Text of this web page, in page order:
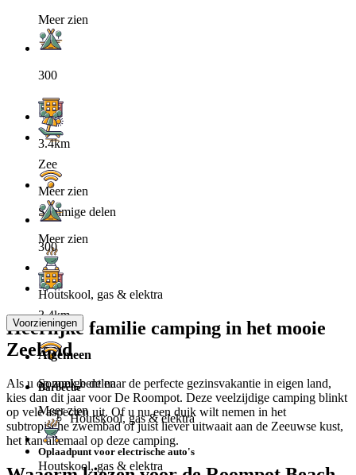
Meer zien
300
3.4km
Sommige delen
Meer zien
Houtskool, gas & elektra
Heerlijke familie camping in het mooie
Zeeland
Als u op zoek bent naar de perfecte gezinsvakantie in eigen land,
kies dan dit jaar voor De Roompot. Deze veelzijdige camping blinkt
op vele aspecten uit. Of u nu een duik wilt nemen in het
subtropische zwembad of juist liever uitwaait aan de Zeeuwse kust,
het kan allemaal op deze camping.
Zee
Meer zien
300
3.4km
Sommige delen
Meer zien
Houtskool, gas & elektra
Voorzieningen
Algemeen
Barbecue
Houtskool, gas & elektra
Oplaadpunt voor electrische auto's